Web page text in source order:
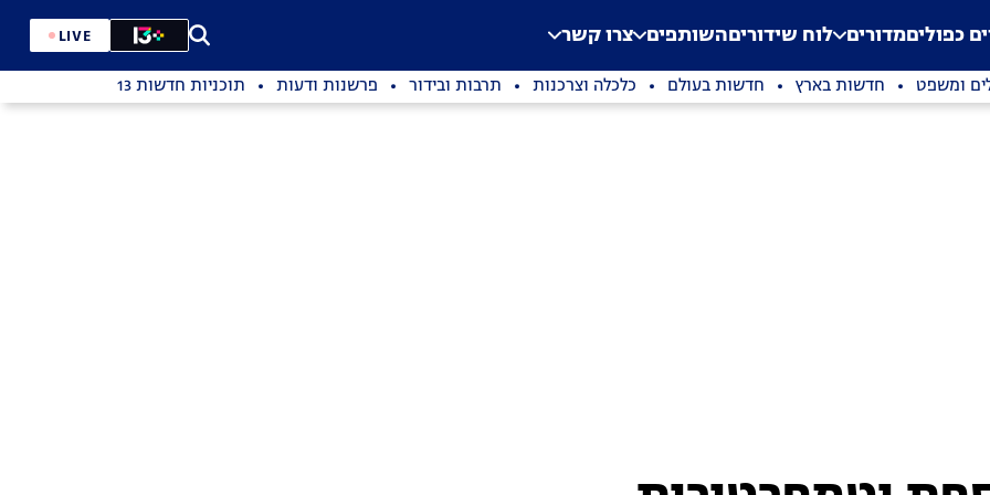
Application error: a
. כפוליםמדורים לוח שידוריםהשותפים צרו קשר LIVE
ומשפט חדשות בארץ חדשות בעולם כלכלה וצרכנות תרבות ובידור פרשנות ודעות תוכניות חדשות 13